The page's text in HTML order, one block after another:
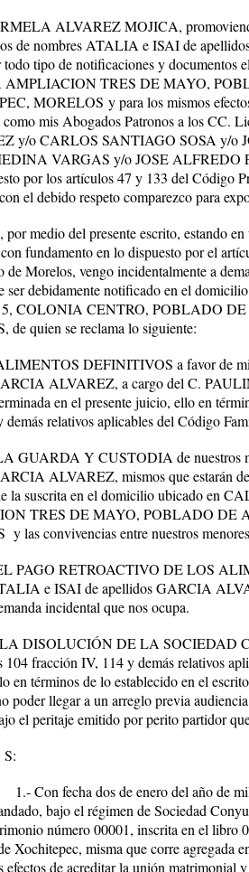
ALVAREZ MOJICA,
de nombres ATALIA e ISAI de
tipo de notificaciones y documentos
TRES DE MAYO,
MORELOS y para los mismos
como mis Abogados Patronos a los CC.
y/o CARLOS SANTIAGO SOSA y/o
VARGAS y/o JOSE ALFREDO
por los artículos 47 y 133 del Código
el debido respeto comparezco para
del presente escrito, estando en
fundamento en lo dispuesto por el
de Morelos, vengo incidentalmente a
ser debidamente notificado en el
COLONIA CENTRO, POBLADO
, de quien se reclama lo siguiente:
DEFINITIVOS a favor de
ALVAREZ, a cargo del C.
en el presente juicio, ello en
demás relativos aplicables del Código
Y CUSTODIA de
ALVAREZ, mismos que estarán
la suscrita en el domicilio ubicado en
TRES DE MAYO, POBLADO DE
y las convivencias entre nuestros
RETROACTIVO DE LOS
e ISAI de apellidos GARCIA
incidental que nos ocupa.
LA DISOLUCIÓN DE LA SOCIEDAD
104 fracción IV, 114 y demás relativos
en términos de lo establecido en el
poder llegar a un arreglo previa
el peritaje emitido por perito partidor
Con fecha dos de enero del año de
bajo el régimen de Sociedad
número 00001, inscrita en el
Xochitepec, misma que corre agregada
efectos de acreditar la unión matrimonial